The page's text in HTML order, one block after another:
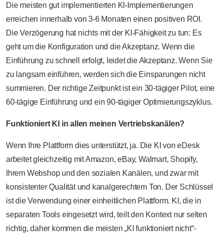
Die meisten gut implementierten KI-Implementierungen
erreichen innerhalb von 3-6 Monaten einen positiven ROI.
Die Verzögerung hat nichts mit der KI-Fähigkeit zu tun: Es
geht um die Konfiguration und die Akzeptanz. Wenn die
Einführung zu schnell erfolgt, leidet die Akzeptanz. Wenn Sie
zu langsam einführen, werden sich die Einsparungen nicht
summieren. Der richtige Zeitpunkt ist ein 30-tägiger Pilot, eine
60-tägige Einführung und ein 90-tägiger Optimierungszyklus.
Funktioniert KI in allen meinen Vertriebskanälen?
Wenn Ihre Plattform dies unterstützt, ja. Die KI von eDesk
arbeitet gleichzeitig mit Amazon, eBay, Walmart, Shopify,
Ihrem Webshop und den sozialen Kanälen, und zwar mit
konsistenter Qualität und kanalgerechtem Ton. Der Schlüssel
ist die Verwendung einer einheitlichen Plattform. KI, die in
separaten Tools eingesetzt wird, teilt den Kontext nur selten
richtig, daher kommen die meisten „KI funktioniert nicht“-